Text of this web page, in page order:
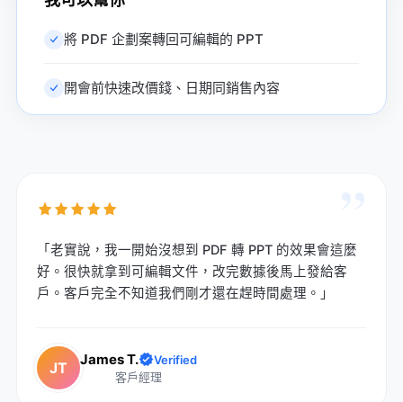
將 PDF 企劃案轉回可編輯的 PPT
開會前快速改價錢、日期同銷售內容
「老實說，我一開始沒想到 PDF 轉 PPT 的效果會這麼
好。很快就拿到可編輯文件，改完數據後馬上發給客
戶。客戶完全不知道我們剛才還在趕時間處理。」
JT James T.
Verified
客戶經理